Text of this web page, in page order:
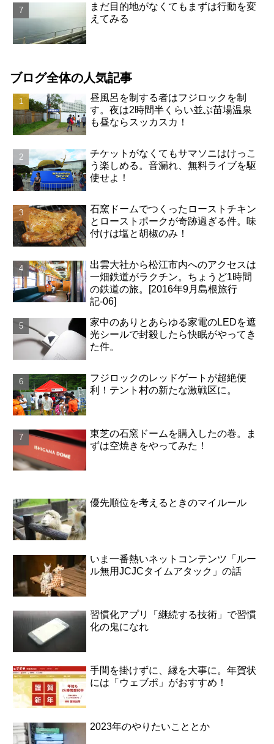
まだ目的地がなくてもまずは行動を変
えてみる
ブログ全体の人気記事
昼風呂を制する者はフジロックを制
す。夜は2時間半くらい並ぶ苗場温泉
も昼ならスッカスカ！
チケットがなくてもサマソニはけっこ
う楽しめる。音漏れ、無料ライブを駆
使せよ！
石窯ドームでつくったローストチキン
とローストポークが奇跡過ぎる件。味
付けは塩と胡椒のみ！
出雲大社から松江市内へのアクセスは
一畑鉄道がラクチン。ちょうど1時間
の鉄道の旅。[2016年9月島根旅行
記-06]
家中のありとあらゆる家電のLEDを遮
光シールで封殺したら快眠がやってき
た件。
フジロックのレッドゲートが超絶便
利！テント村の新たな激戦区に。
東芝の石窯ドームを購入したの巻。ま
ずは空焼きをやってみた！
優先順位を考えるときのマイルール
いま一番熱いネットコンテンツ「ルー
ル無用JCJCタイムアタック」の話
習慣化アプリ「継続する技術」で習慣
化の鬼になれ
手間を掛けずに、縁を大事に。年賀状
には「ウェブポ」がおすすめ！
2023年のやりたいこととか